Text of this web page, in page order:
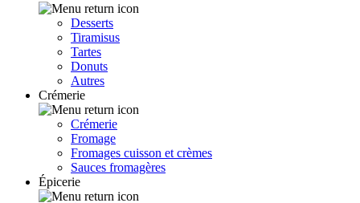
Desserts
Tiramisus
Tartes
Donuts
Autres
Crémerie
Crémerie
Fromage
Fromages cuisson et crèmes
Sauces fromagères
Épicerie